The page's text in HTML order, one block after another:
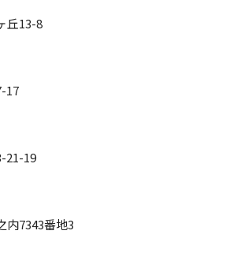
丘13-8
17
21-19
内7343番地3